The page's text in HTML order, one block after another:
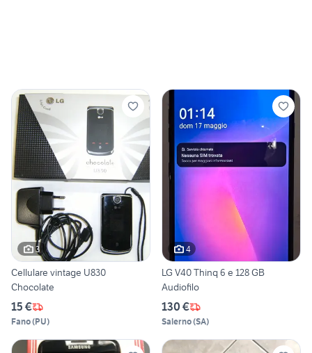
3
Cellulare vintage U830
Chocolate
15 €
Fano(PU)
4
LG V40 Thinq 6 e 128 GB
Audiofilo
130 €
Salerno(SA)